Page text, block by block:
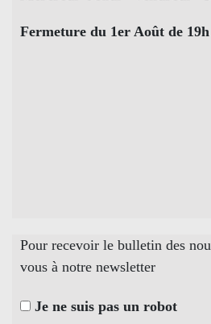
Fermeture du 1er Août de
Pour recevoir le bulletin des
vous à notre newsletter
Je ne suis pas un robot